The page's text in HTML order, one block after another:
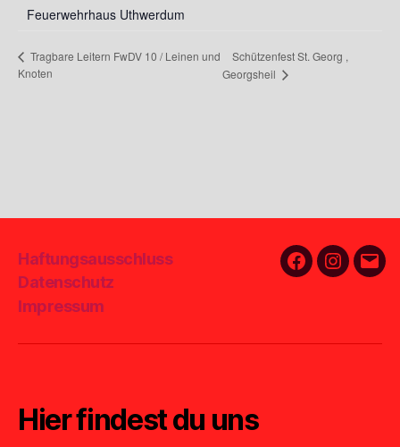
Feuerwehrhaus Uthwerdum
Tragbare Leitern FwDV 10 / Leinen und
Knoten
Schützenfest St. Georg ,
Georgsheil
Haftungsausschluss
Datenschutz
Impressum
FacebookE-
Hier findest du uns